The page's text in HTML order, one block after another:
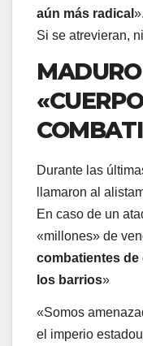
aún más radical
Si se atrevieran,
Durante las
llamaron al
En caso de un
«millones» de
combatientes
los barrios»
«Somos
el imperio